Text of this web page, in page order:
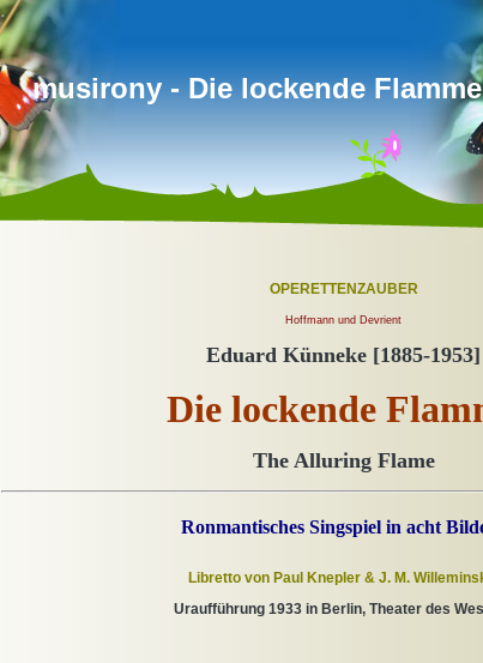
musirony - Die lockende Flamme
OPERETTENZAUBER
Hoffmann und Devrient
Eduard Künneke [1885-1953]
Die lockende
The Alluring Flame
Ronmantisches Singspiel in acht
Libretto von Paul Knepler & J. M.
Uraufführung 1933 in Berlin, Theater des